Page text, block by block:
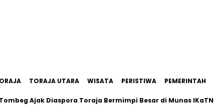
TORAJA UTARA WISATA PERISTIWA PEMERINTAH
Ajak Diaspora Toraja Bermimpi Besar di Munas IKaTNus